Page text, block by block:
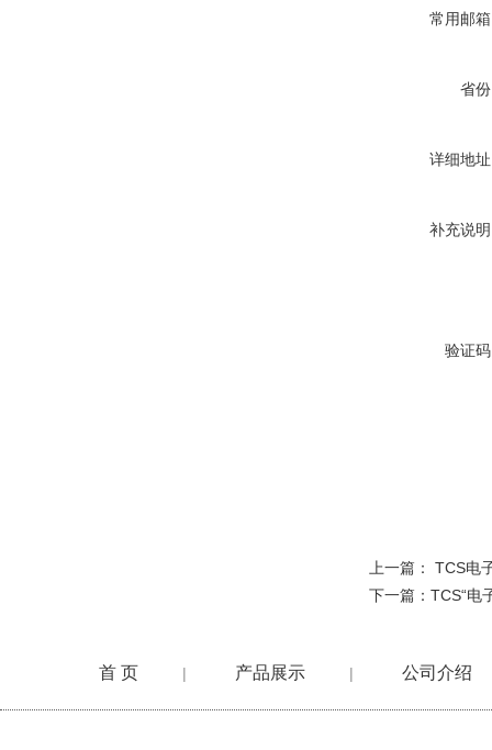
常用邮
省
详细地
补充说
验证
上一篇： TCS电
下一篇： TCS“电
首 页 | 产品展示 | 公司介绍